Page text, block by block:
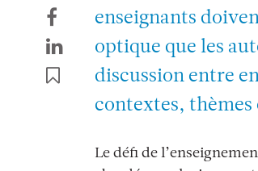
enseignants
optique que les
discussion entre
contextes, thèmes
Le défi de